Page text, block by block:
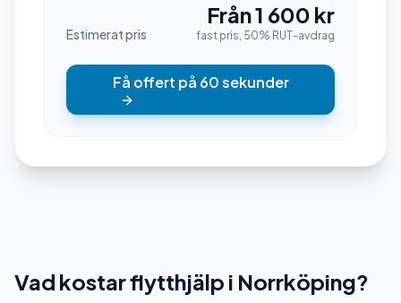
Estimerat pris
Från 1 600 kr
fast pris, 50% RUT-avdrag
Få offert på 60 sekunder
Vad kostar flytthjälp i Norrköping?